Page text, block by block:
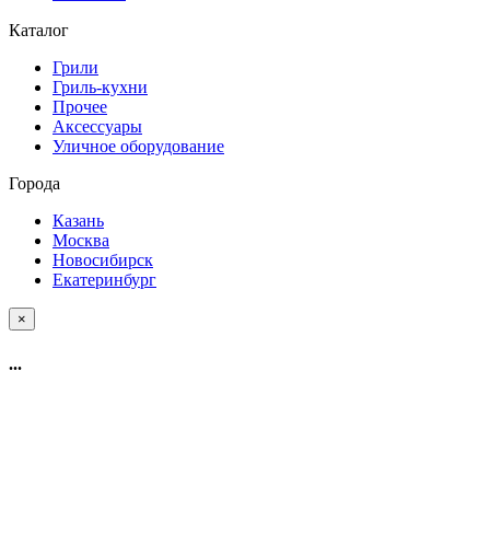
Каталог
Грили
Гриль-кухни
Прочее
Аксессуары
Уличное оборудование
Города
Казань
Москва
Новосибирск
Екатеринбург
×
...